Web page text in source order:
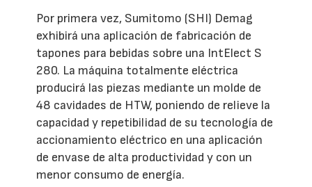
Por primera vez, Sumitomo (SHI) Demag
exhibirá una aplicación de fabricación de
tapones para bebidas sobre una IntElect S
280. La máquina totalmente eléctrica
producirá las piezas mediante un molde de
48 cavidades de HTW, poniendo de relieve la
capacidad y repetibilidad de su tecnología de
accionamiento eléctrico en una aplicación
de envase de alta productividad y con un
menor consumo de energía.